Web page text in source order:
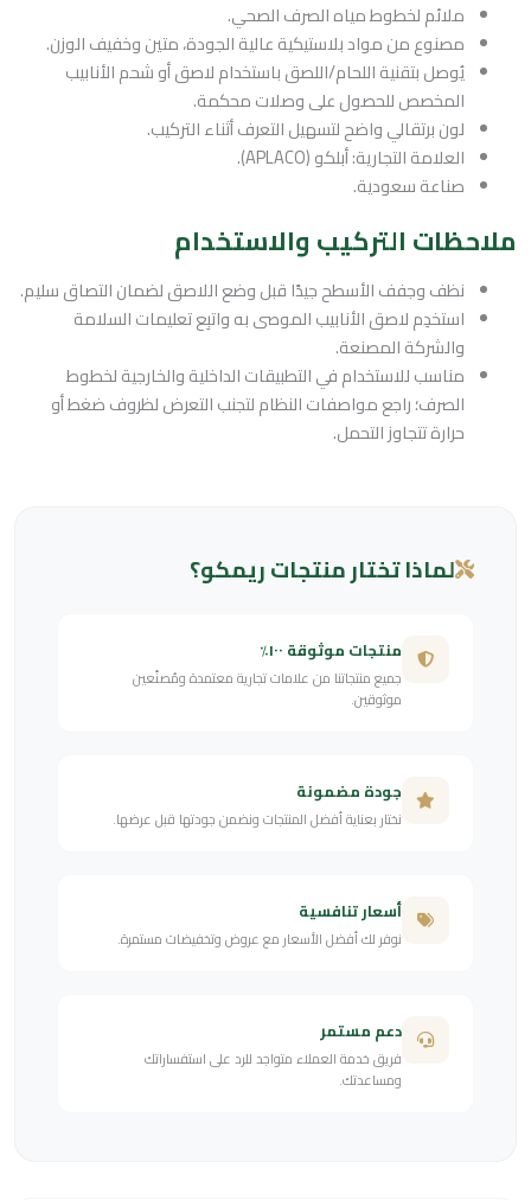
ملائم لخطوط مياه الصرف الصحي.
مصنوع من مواد بلاستيكية عالية الجودة، متين وخفيف الوزن.
يُوصل بتقنية اللحام/اللصق باستخدام لاصق أو شحم الأنابيب
المخصص للحصول على وصلات محكمة.
لون برتقالي واضح لتسهيل التعرف أثناء التركيب.
العلامة التجارية: أبلكو (APLACO).
صناعة سعودية.
ملاحظات التركيب والاستخدام
نظف وجفف الأسطح جيدًا قبل وضع اللاصق لضمان التصاق سليم.
استخدِم لاصق الأنابيب الموصى به واتبِع تعليمات السلامة
والشركة المصنعة.
مناسب للاستخدام في التطبيقات الداخلية والخارجية لخطوط
الصرف؛ راجع مواصفات النظام لتجنب التعرض لظروف ضغط أو
حرارة تتجاوز التحمل.
لماذا تختار منتجات ريمكو؟
منتجات موثوقة ١٠٠٪
جميع منتجاتنا من علامات تجارية معتمدة ومُصنّعين
موثوقين.
جودة مضمونة
نختار بعناية أفضل المنتجات ونضمن جودتها قبل عرضها.
أسعار تنافسية
نوفر لك أفضل الأسعار مع عروض وتخفيضات مستمرة.
دعم مستمر
فريق خدمة العملاء متواجد للرد على استفساراتك
ومساعدتك.